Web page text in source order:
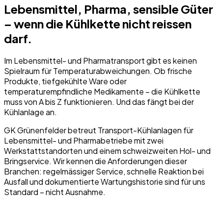
Lebensmittel, Pharma, sensible Güter
– wenn die Kühlkette nicht reissen
darf.
Im Lebensmittel- und Pharmatransport gibt es keinen
Spielraum für Temperaturabweichungen. Ob frische
Produkte, tiefgekühlte Ware oder
temperaturempfindliche Medikamente – die Kühlkette
muss von A bis Z funktionieren. Und das fängt bei der
Kühlanlage an.
GK Grünenfelder betreut Transport-Kühlanlagen für
Lebensmittel- und Pharmabetriebe mit zwei
Werkstattstandorten und einem schweizweiten Hol- und
Bringservice. Wir kennen die Anforderungen dieser
Branchen: regelmässiger Service, schnelle Reaktion bei
Ausfall und dokumentierte Wartungshistorie sind für uns
Standard – nicht Ausnahme.